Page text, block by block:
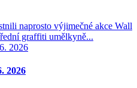
naprosto výjimečné akce Wall
graffiti umělkyně...
2026